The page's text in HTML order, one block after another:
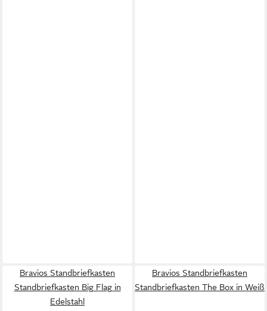
Bravios Standbriefkasten
Standbriefkasten Big Flag in
Edelstahl
Bravios Standbriefkasten
Standbriefkasten The Box in Weiß